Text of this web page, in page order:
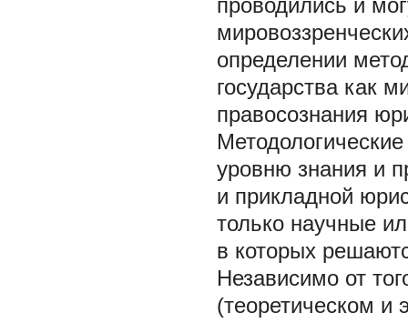
проводились и
определении
государства как
правосознания
уровню знания и
и прикладной
только научные
в которых
Независимо от
(теоретическом и